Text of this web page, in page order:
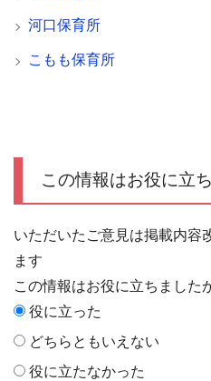
河口保育所
こもも保育所
この情報はお役に立
いただいたご意見は掲載内容
ます
この情報はお役に立ちました
役に立った
どちらともいえない
役に立たなかった